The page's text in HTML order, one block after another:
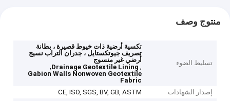
منتوج وصف
تسليط الضوء
تكسية أرضية ذات خيوط قصيرة ، بطانة
تصريف جيوتكستايل ، جدران التراب نسيج
أرضي غير منسوج
,
Drainage Geotextile Lining
,
Gabion Walls Nonwoven Geotextile
Fabric
إصدار الشهادات
CE, ISO, SGS, BV, GB, ASTM